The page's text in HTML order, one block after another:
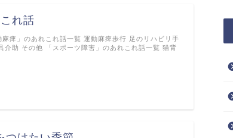
れ話
麻痺」のあれこれ話一覧 運動麻痺歩行 足のリハビリ手
介助 その他 「スポーツ障害」のあれこれ話一覧 猫背